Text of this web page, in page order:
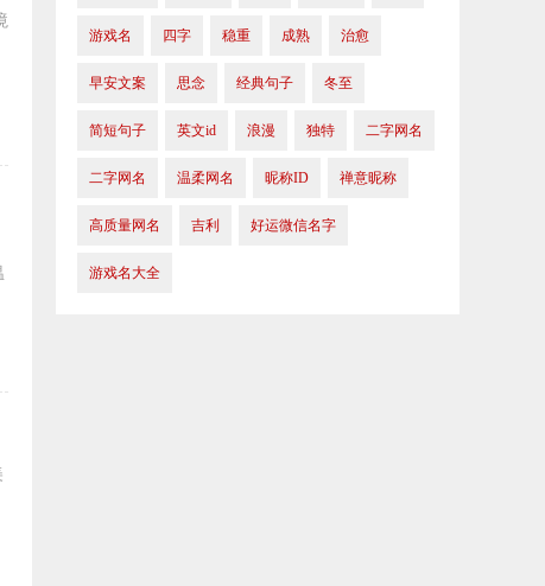
游戏名 四字 稳重 成熟 治愈
早安文案 思念 经典句子 冬至
简短句子 英文id 浪漫 ​独特 二字网名
​二字网名 温柔网名 昵称ID 禅意昵称
高质量网名 吉利 好运微信名字
游戏名大全